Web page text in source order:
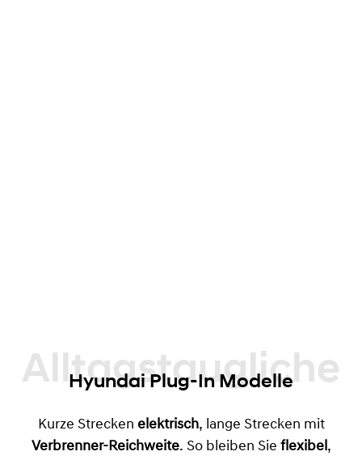
Alltagstaugliche
Hyundai Plug-In Modelle
Kurze Strecken elektrisch, lange Strecken mit
Verbrenner-Reichweite. So bleiben Sie flexibel,